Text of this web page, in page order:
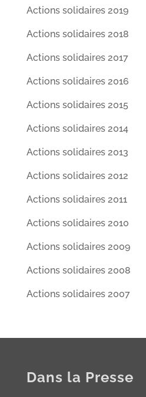
Actions solidaires 2019
Actions solidaires 2018
Actions solidaires 2017
Actions solidaires 2016
Actions solidaires 2015
Actions solidaires 2014
Actions solidaires 2013
Actions solidaires 2012
Actions solidaires 2011
Actions solidaires 2010
Actions solidaires 2009
Actions solidaires 2008
Actions solidaires 2007
Dans la Presse